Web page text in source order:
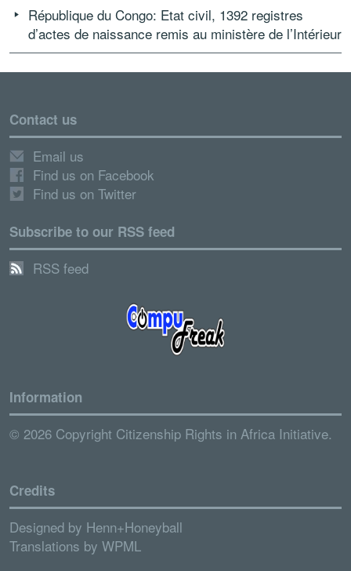
République du Congo: Etat civil, 1392 registres
d’actes de naissance remis au ministère de l’Intérieur
Contact us
Email us
Find us on Facebook
Find us on Twitter
Subscribe to our RSS feed
RSS feed
Information
© 2026 Copyright Citizenship Rights in Africa Initiative.
Credits
Designed by Henn+Honeyball
Translations by WPML